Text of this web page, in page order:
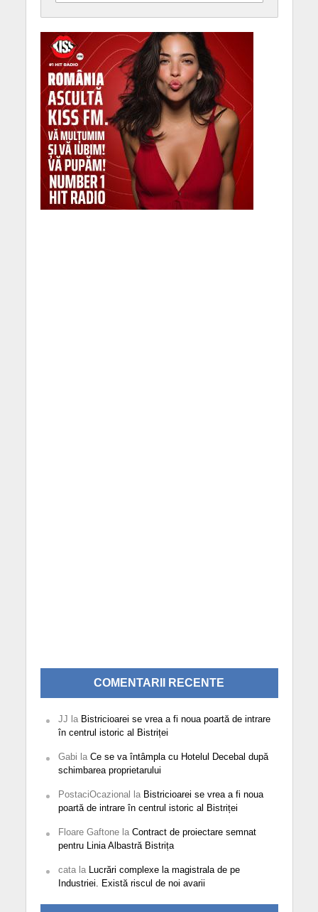
COMENTARII RECENTE
JJ la Bistricioarei se vrea a fi noua poartă de intrare
în centrul istoric al Bistriței
Gabi la Ce se va întâmpla cu Hotelul Decebal după
schimbarea proprietarului
PostaciOcazional la Bistricioarei se vrea a fi noua
poartă de intrare în centrul istoric al Bistriței
Floare Gaftonela Contract de proiectare semnat
pentru Linia Albastră Bistrița
catala Lucrări complexe la magistrala de pe
Industriei. Există riscul de noi avarii